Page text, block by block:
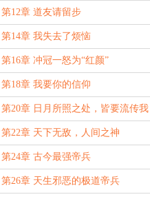
第12章 道友请留步
第14章 我失去了烦恼
第16章 冲冠一怒为“红颜”
第18章 我要你的信仰
第20章 日月所照之处，皆要流传我
的名
第22章 天下无敌，人间之神
第24章 古今最强帝兵
第26章 天生邪恶的极道帝兵